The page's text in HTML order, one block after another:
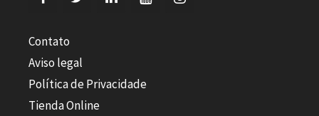
Contato
Aviso legal
Política de Privacidade
Tienda Online